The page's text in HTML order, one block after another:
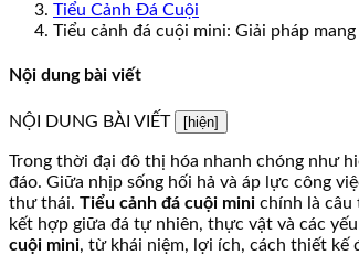
Tiểu Cảnh Đá Cuội
Tiểu cảnh đá cuội mini: Giải pháp
Nội dung bài viết
NỘI DUNG BÀI VIẾT [hiện]
Trong thời đại đô thị hóa nhanh chóng như
đáo. Giữa nhịp sống hối hả và áp lực công
thư thái. Tiểu cảnh đá cuội mini chính là câu
kết hợp giữa đá tự nhiên, thực vật và các
cuội mini, từ khái niệm, lợi ích, cách thiết kế